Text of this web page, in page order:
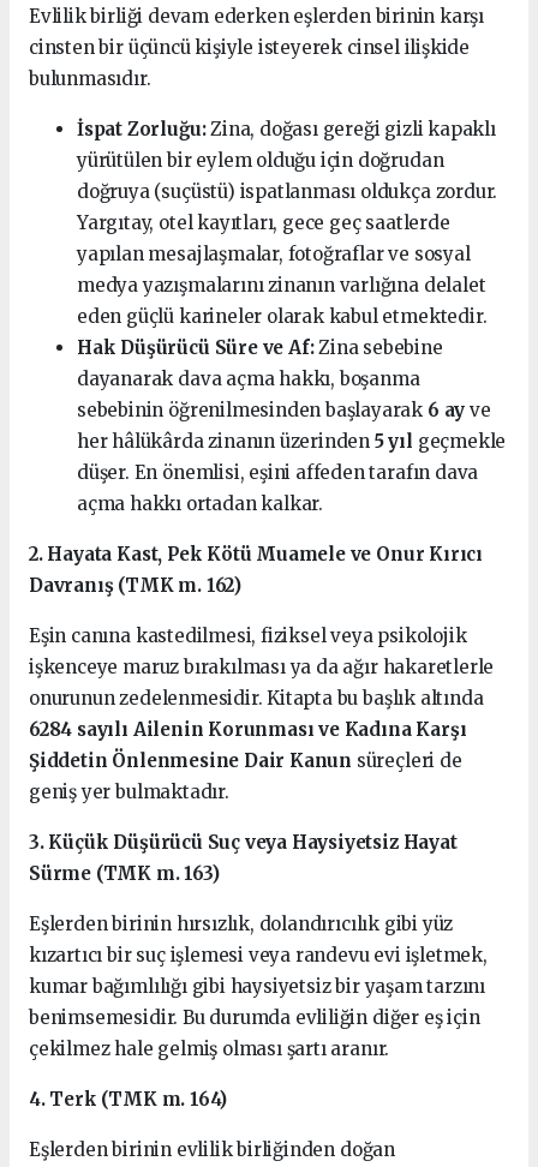
Evlilik birliği devam ederken eşlerden birinin karşı
cinsten bir üçüncü kişiyle isteyerek cinsel ilişkide
bulunmasıdır.
İspat Zorluğu:Zina, doğası gereği gizli kapaklı
yürütülen bir eylem olduğu için doğrudan
doğruya (suçüstü) ispatlanması oldukça zordur.
Yargıtay, otel kayıtları, gece geç saatlerde
yapılan mesajlaşmalar, fotoğraflar ve sosyal
medya yazışmalarını zinanın varlığına delalet
eden güçlü karineler olarak kabul etmektedir.
Hak Düşürücü Süre ve Af:Zina sebebine
dayanarak dava açma hakkı, boşanma
sebebinin öğrenilmesinden başlayarak 6 ay ve
her hâlükârda zinanın üzerinden 5 yıl geçmekle
düşer. En önemlisi, eşini affeden tarafın dava
açma hakkı ortadan kalkar.
2. Hayata Kast, Pek Kötü Muamele ve Onur Kırıcı
Davranış (TMK m. 162)
Eşin canına kastedilmesi, fiziksel veya psikolojik
işkenceye maruz bırakılması ya da ağır hakaretlerle
onurunun zedelenmesidir. Kitapta bu başlık altında
6284 sayılı Ailenin Korunması ve Kadına Karşı
Şiddetin Önlenmesine Dair Kanun süreçleri de
geniş yer bulmaktadır.
3. Küçük Düşürücü Suç veya Haysiyetsiz Hayat
Sürme (TMK m. 163)
Eşlerden birinin hırsızlık, dolandırıcılık gibi yüz
kızartıcı bir suç işlemesi veya randevu evi işletmek,
kumar bağımlılığı gibi haysiyetsiz bir yaşam tarzını
benimsemesidir. Bu durumda evliliğin diğer eş için
çekilmez hale gelmiş olması şartı aranır.
4. Terk (TMK m. 164)
Eşlerden birinin evlilik birliğinden doğan